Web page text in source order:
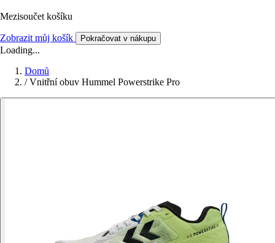
Mezisoučet košíku
Zobrazit můj košík Pokračovat v nákupu
Loading...
Domů
/ Vnitřní obuv Hummel Powerstrike Pro